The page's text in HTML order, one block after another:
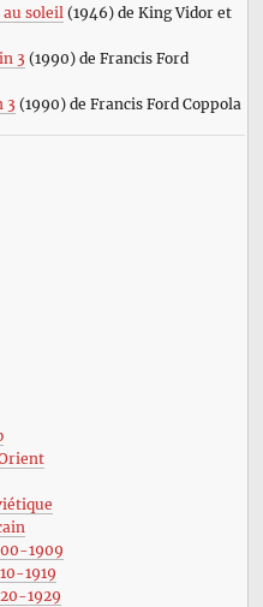
soleil (1946) de King Vidor et
3 (1990) de Francis Ford
3 (1990) de Francis Ford Coppola
1909
1919
1929